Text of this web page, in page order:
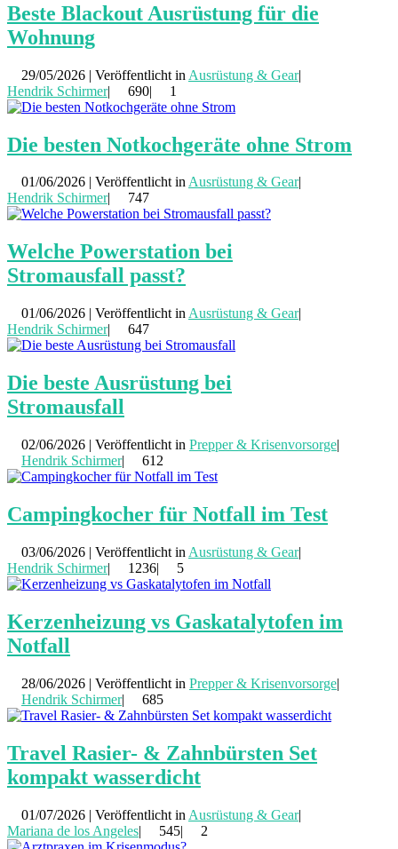
Beste Blackout Ausrüstung für die
Wohnung
29/05/2026 | Veröffentlicht in Ausrüstung & Gear|
Hendrik Schirmer| 690| 1
Die besten Notkochgeräte ohne Strom
01/06/2026 | Veröffentlicht inAusrüstung & Gear|
Hendrik Schirmer| 747
Welche Powerstation bei
Stromausfall passt?
01/06/2026 | Veröffentlicht in Ausrüstung & Gear|
Hendrik Schirmer| 647
Die beste Ausrüstung bei
Stromausfall
02/06/2026 | Veröffentlicht in Prepper & Krisenvorsorge|
Hendrik Schirmer| 612
Campingkocher für Notfall im Test
03/06/2026 | Veröffentlicht in Ausrüstung & Gear|
Hendrik Schirmer| 1236| 5
Kerzenheizung vs Gaskatalytofen im
Notfall
28/06/2026 | Veröffentlicht in Prepper & Krisenvorsorge|
Hendrik Schirmer| 685
Travel Rasier- & Zahnbürsten Set
kompakt wasserdicht
01/07/2026 | Veröffentlicht in Ausrüstung & Gear|
Mariana de los Angeles| 545| 2